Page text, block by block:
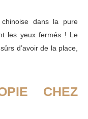
dans la pure
les yeux fermés ! Le
d’avoir de la place,
CHEZ